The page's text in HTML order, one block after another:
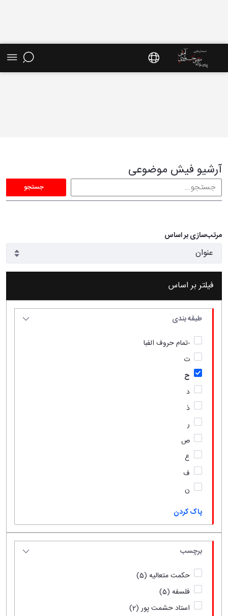
آرشیو فیش موضوعی
جستجو
مرتب‌سازی بر اساس
فیلتر بر اساس
طبقه بندی
-تمام حروف الفبا
ت
ح
د
ذ
ر
ص
ع
ف
ن
پاک کردن
برچسب
حکمت متعالیه (5)
فلسفه (5)
استاد حشمت پور (2)